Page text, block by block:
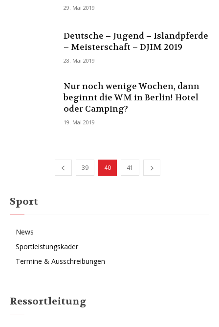
29. Mai 2019
Deutsche – Jugend – Islandpferde
– Meisterschaft – DJIM 2019
28. Mai 2019
Nur noch wenige Wochen, dann
beginnt die WM in Berlin! Hotel
oder Camping?
19. Mai 2019
39 40 41
Sport
News
Sportleistungskader
Termine & Ausschreibungen
Ressortleitung